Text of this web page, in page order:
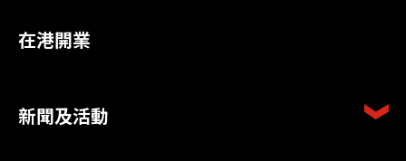
在港開業
新聞及活動